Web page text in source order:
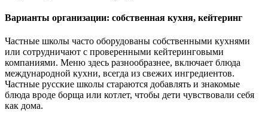
Варианты организации: собственная кухня, кейтеринг
Частные школы часто оборудованы собственными кухнями
или сотрудничают с проверенными кейтеринговыми
компаниями. Меню здесь разнообразнее, включает блюда
международной кухни, всегда из свежих ингредиентов.
Частные русские школы стараются добавлять и знакомые
блюда вроде борща или котлет, чтобы дети чувствовали себя
как дома.